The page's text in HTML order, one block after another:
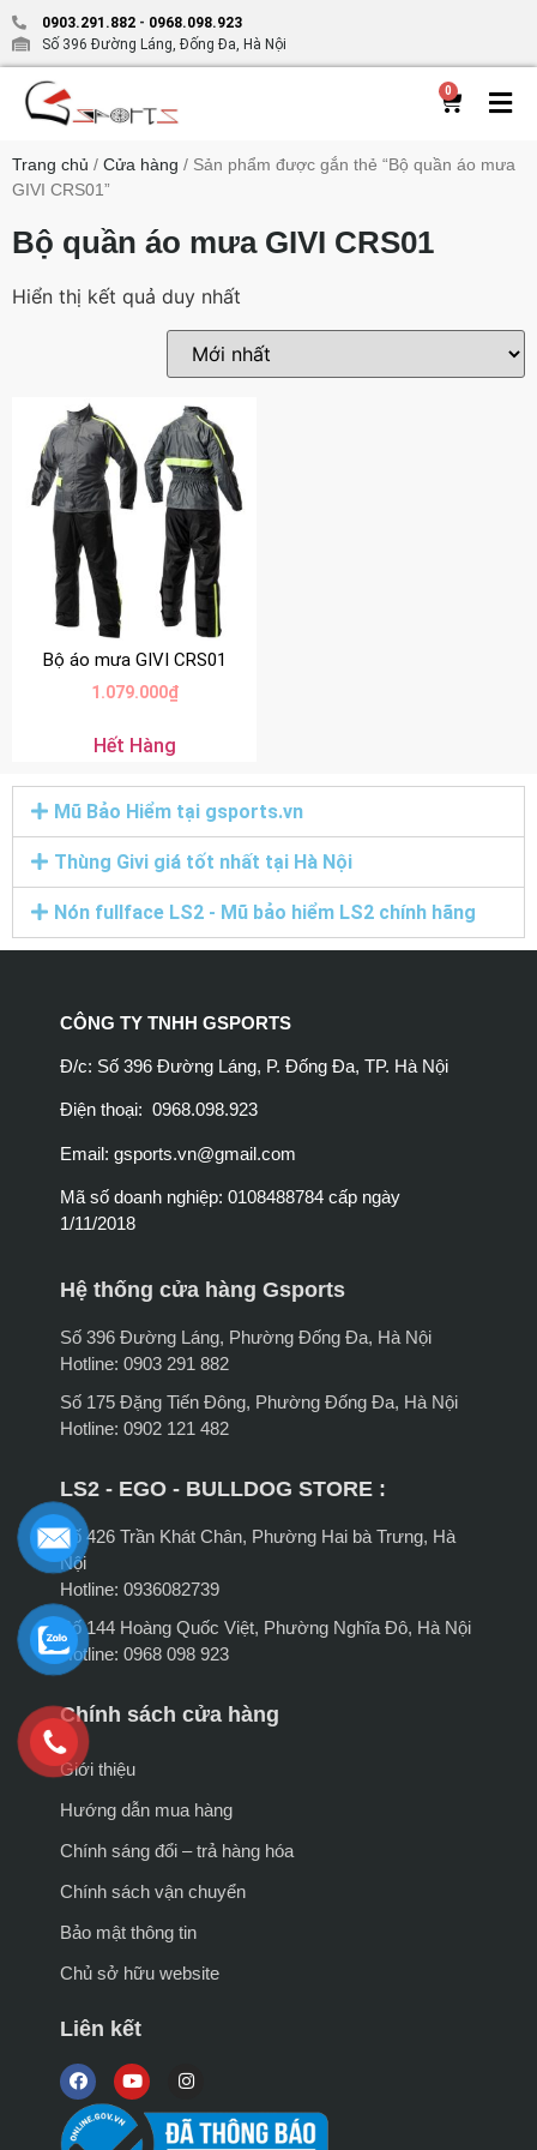
0903.291.882 - 0968.098.923
Số 396 Đường Láng, Đống Đa, Hà Nội
0
Trang chủ / Cửa hàng / Sản phẩm được gắn thẻ “Bộ quần áo mưa
GIVI CRS01”
Bộ quần áo mưa GIVI CRS01
Hiển thị kết quả duy nhất
Bộ áo mưa GIVI CRS01
1.079.000₫
Hết Hàng
Mũ Bảo Hiểm tại gsports.vn
Thùng Givi giá tốt nhất tại Hà Nội
Nón fullface LS2 - Mũ bảo hiểm LS2 chính hãng
CÔNG TY TNHH GSPORTS
Đ/c: Số 396 Đường Láng, P. Đống Đa, TP. Hà Nội
Điện thoại: 0968.098.923
Email: gsports.vn@gmail.com
Mã số doanh nghiệp: 0108488784 cấp ngày
1/11/2018
Hệ thống cửa hàng Gsports
Số 396 Đường Láng, Phường Đống Đa, Hà Nội
Hotline: 0903 291 882
Số 175 Đặng Tiến Đông, Phường Đống Đa, Hà Nội
Hotline: 0902 121 482
LS2 - EGO - BULLDOG STORE :
Số 426 Trần Khát Chân, Phường Hai bà Trưng, Hà
Nội
Hotline: 0936082739
Số 144 Hoàng Quốc Việt, Phường Nghĩa Đô, Hà Nội
Hotline: 0968 098 923
Chính sách cửa hàng
Giới thiệu
Hướng dẫn mua hàng
Chính sáng đổi – trả hàng hóa
Chính sách vận chuyển
Bảo mật thông tin
Chủ sở hữu website
Liên kết